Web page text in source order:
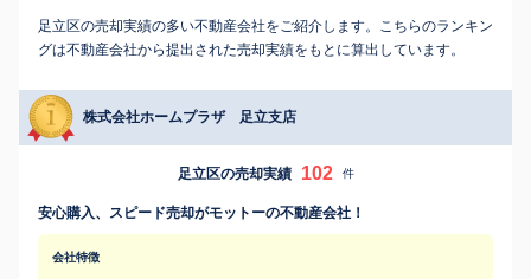
足立区の売却実績の多い不動産会社をご紹介します。こちらのランキン
グは不動産会社から提出された売却実績をもとに算出しています。
株式会社ホームプラザ 足立支店
足立区の売却実績 102 件
安心購入、スピード売却がモットーの不動産会社！
会社特徴